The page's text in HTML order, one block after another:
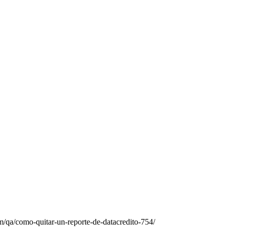
como-quitar-un-reporte-de-datacredito-754/